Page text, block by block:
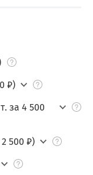
₽)
за 4 500
500 ₽)